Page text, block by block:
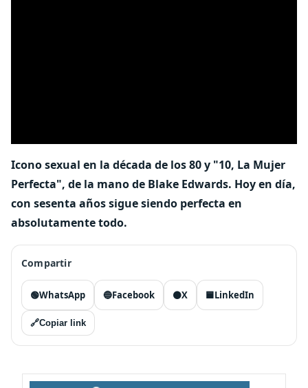
Icono sexual en la década de los 80 y "10, La Mujer
Perfecta", de la mano de Blake Edwards. Hoy en día,
con sesenta años sigue siendo perfecta en
absolutamente todo.
Compartir
🟢WhatsApp 🔵Facebook ⚫X 🟦LinkedIn
🔗Copiar link